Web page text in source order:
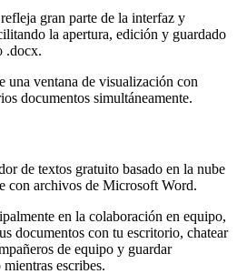
gran parte de la interfaz y
la apertura, edición y guardado
.docx.
una ventana de visualización con
documentos simultáneamente.
de textos gratuito basado en la nube
con archivos de Microsoft Word.
en la colaboración en equipo,
documentos con tu escritorio, chatear
de equipo y guardar
escribes.